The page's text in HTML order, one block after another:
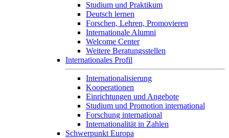
Studium und Praktikum
Deutsch lernen
Forschen, Lehren, Promovieren
Internationale Alumni
Welcome Center
Weitere Beratungsstellen
Internationales Profil
Internationalisierung
Kooperationen
Einrichtungen und Angebote
Studium und Promotion international
Forschung international
Internationalität in Zahlen
Schwerpunkt Europa